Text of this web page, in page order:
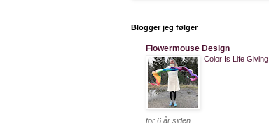
Blogger jeg følger
Flowermouse Design
Color Is Life Giving
for 6 år siden